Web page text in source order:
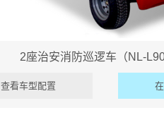
2座治安消防巡逻车（NL-
查看车型配置